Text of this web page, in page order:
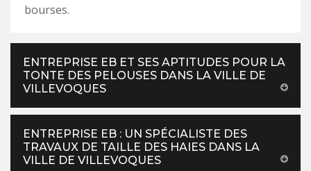
bourses.
ENTREPRISE EB ET SES APTITUDES POUR LA
TONTE DES PELOUSES DANS LA VILLE DE
VILLEVOQUES
ENTREPRISE EB : UN SPÉCIALISTE DES
TRAVAUX DE TAILLE DES HAIES DANS LA
VILLE DE VILLEVOQUES